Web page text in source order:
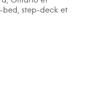
bed, step-deck et